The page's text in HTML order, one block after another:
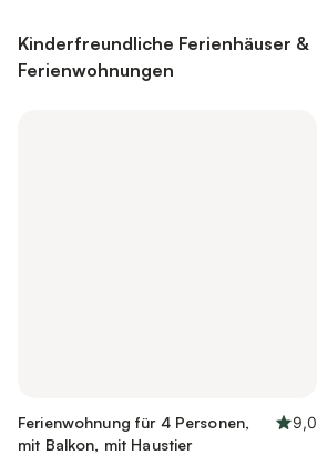
Kinderfreundliche Ferienhäuser &
Ferienwohnungen
Ferienwohnung für 4 Personen,
mit Balkon, mit Haustier
9,0